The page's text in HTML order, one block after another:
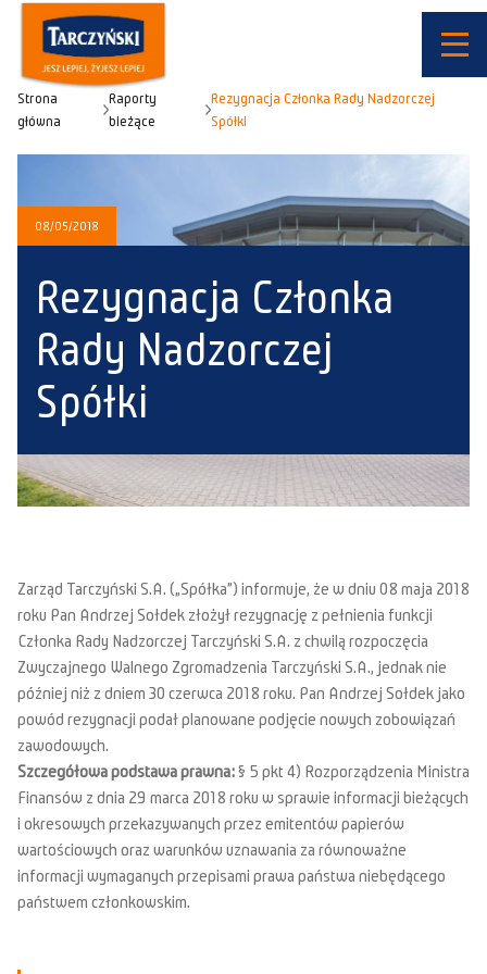
Strona
główna
Raporty
bieżące
Rezygnacja Członka Rady Nadzorczej
Spółki
08/05/2018
Rezygnacja Członka
Rady Nadzorczej
Spółki
Zarząd Tarczyński S.A. („Spółka”) informuje, że w dniu 08 maja 2018
roku Pan Andrzej Sołdek złożył rezygnację z pełnienia funkcji
Członka Rady Nadzorczej Tarczyński S.A. z chwilą rozpoczęcia
Zwyczajnego Walnego Zgromadzenia Tarczyński S.A., jednak nie
później niż z dniem 30 czerwca 2018 roku. Pan Andrzej Sołdek jako
powód rezygnacji podał planowane podjęcie nowych zobowiązań
zawodowych.
Szczegółowa podstawa prawna:§ 5 pkt 4) Rozporządzenia Ministra
Finansów z dnia 29 marca 2018 roku w sprawie informacji bieżących
i okresowych przekazywanych przez emitentów papierów
wartościowych oraz warunków uznawania za równoważne
informacji wymaganych przepisami prawa państwa niebędącego
państwem członkowskim.